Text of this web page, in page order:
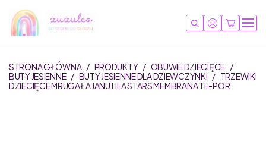
STRONA GŁÓWNA / PRODUKTY / OBUWIE DZIECIĘCE /
BUTY JESIENNE / BUTY JESIENNE DLA DZIEWCZYNKI / TRZEWIKI
DZIECIĘCE MRUGAŁA JANU LILA STARS MEMBRANA TE-POR